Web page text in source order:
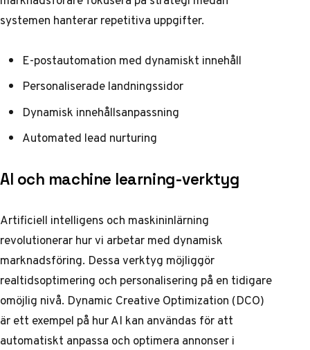
systemen hanterar repetitiva uppgifter.
E-postautomation med dynamiskt innehåll
Personaliserade landningssidor
Dynamisk innehållsanpassning
Automated lead nurturing
AI och machine learning-verktyg
Artificiell intelligens och maskininlärning
revolutionerar hur vi arbetar med dynamisk
marknadsföring. Dessa verktyg möjliggör
realtidsoptimering och personalisering på en tidigare
omöjlig nivå. Dynamic Creative Optimization (DCO)
är ett exempel på hur AI kan användas för att
automatiskt anpassa och optimera annonser i